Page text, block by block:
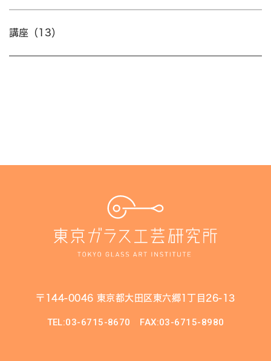
講座（13）
〒144-0046 東京都大田区東六郷1丁目26-13
TEL:03-6715-8670 FAX:03-6715-8980